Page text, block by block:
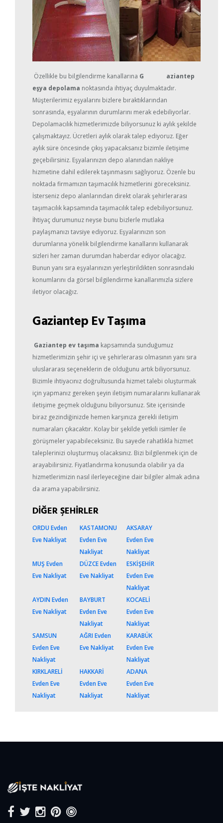
Özellikle bu bilgilendirme kanallarına G aziantep
eşya depolama noktasında ihtiyaç duyulmaktadır.
Müşterilerimiz eşyalarını bizlere bıraktıklarından
sonrasında, eşyalarının durumlarını merak edebiliyorlar.
Depolamacılık hizmetlerimizde biliyorsunuz ki aylık şekilde
çalışmaktayız. Ücretleri aylık olarak talep ediyoruz. Eğer
aylık süre öncesinde çıkış yapacaksanız bizimle iletişime
geçebilirsiniz. Eşyalarınızın depo alanından nakliye
hizmetine dahil edilerek taşınmasını sağlıyoruz. Özenle bu
noktada firmamızın taşımacılık hizmetlerini göreceksiniz.
İsterseniz depo alanlarından direkt olarak şehirlerarası
taşımacılık kapsamında taşımacılık talep edebiliyorsunuz.
İhtiyaç durumunuz neyse bunu bizlerle mutlaka
paylaşmanızı tavsiye ediyoruz. Eşyalarınızın son
durumlarına yönelik bilgilendirme kanallarını kullanarak
sizleri her zaman durumdan haberdar ediyor olacağız.
Bunun yanı sıra eşyalarınızın yerleştirildikten sonrasındaki
konumlarını da görsel bilgilendirme kanallarımızla sizlere
iletiyor olacağız.
Gaziantep Ev Taşıma
Gaziantep ev taşıma kapsamında sunduğumuz
hizmetlerimizin şehir içi ve şehirlerarası olmasının yanı sıra
uluslararası seçeneklerin de olduğunu artık biliyorsunuz.
Bizimle ihtiyacınız doğrultusunda hizmet talebi oluşturmak
için yapmanız gereken şeyin iletişim numaralarını kullanarak
iletişime geçmek olduğunu biliyorsunuz. Site içerisinde
biraz gezindiğinizde hemen karşınıza gerekli iletişim
numaraları çıkacaktır. Kolay bir şekilde yetkili isimler ile
görüşmeler yapabileceksiniz. Bu sayede rahatlıkla hizmet
taleplerinizi oluşturmuş olacaksınız. Bizi bilgilenmek için de
arayabilirsiniz. Fiyatlandırma konusunda olabilir ya da
hizmetlerimizin nasıl ilerleyeceğine dair bilgiler almak adına
da arama yapabilirsiniz.
DİĞER ŞEHİRLER
ORDU Evden
Eve Nakliyat
KASTAMONU
Evden Eve
Nakliyat
AKSARAY
Evden Eve
Nakliyat
MUŞ Evden
Eve Nakliyat
DÜZCE Evden
Eve Nakliyat
ESKİŞEHİR
Evden Eve
Nakliyat
AYDIN Evden
Eve Nakliyat
BAYBURT
Evden Eve
Nakliyat
KOCAELİ
Evden Eve
Nakliyat
SAMSUN
Evden Eve
Nakliyat
AĞRI Evden
Eve Nakliyat
KARABÜK
Evden Eve
Nakliyat
KIRKLARELİ
Evden Eve
Nakliyat
HAKKARİ
Evden Eve
Nakliyat
ADANA
Evden Eve
Nakliyat